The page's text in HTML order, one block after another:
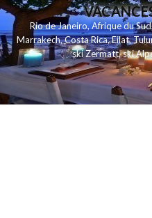
Rio de Janeiro,Afrique du Sud
Marrakech,Costa Rica,Eilat,
ski Zermatt,ski